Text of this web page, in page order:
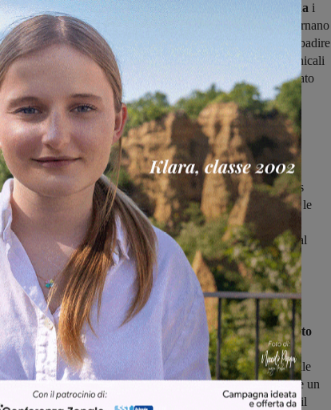
già avvenuto per Pasqua e Pasquetta, in tutta la Toscana i
Filcams CGIL, Fisascat CISL e Uiltucs UIL regionali tornano
no alle aperture commerciali per le festività. "Torniamo a ribadire
completa liberalizzazione degli orari e delle aperture domenicali
anno dopo anno, si sta rivelando disastrosa, non ha portato
aumento dell’occupazione e nessun aumento dei consumi.
peggiorate le condizioni di lavoro, gli orari, la vita delle
e dei lavoratori, è aumentata solo la precarietà".
– sostengono i sindacati – non è un servizio
no a lavorare per le feste.Filcams, Fisascat e Uiltucs
alle forze politiche, soprattutto a quelle che hanno vinto le
di essere coerenti con quanto annunciato in campagna
e di abrogare la Legge Monti sulle liberalizzazioni. No al
aperto, sì a un modello sostenibile del commercio. Serve
per il 25 aprile, Festa della Liberazione. L’antifascismo è
un oggi valore da perseguire e difendere".
premesse le Segreterie Regionali hanno proclamato
dal lavoro e lo sciopero
per mercoledì 25 aprile.
quanto molte sentenze hanno sancito: "Il lavoro nelle
civili e religiose individuate dal Contratto nazionale non è un
e il lavoratore non può essere comandato al lavoro senza il